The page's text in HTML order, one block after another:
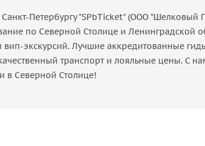
Петербургу "SPbTicket" (ООО "Шелковый
по Северной Столице и Ленинградской
экскурсий. Лучшие аккредитованные
транспорт и лояльные цены. С
в Северной Столице!